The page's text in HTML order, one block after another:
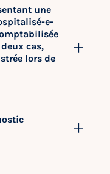
une
e-
cas,
lors de